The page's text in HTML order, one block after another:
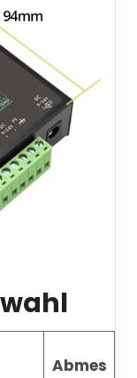
Abmes